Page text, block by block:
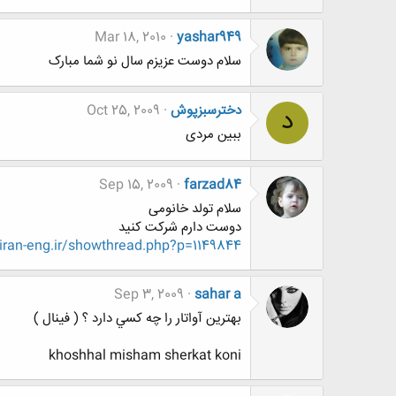
yashar949
Mar 18, 2010
سلام دوست عزیزم سال نو شما مبارک
د دخترسبزپوش Oct 25, 2009
ببین مردی
farzad84
Sep 15, 2009
سلام تولد خانومی
دوست دارم شرکت کنید
eng.ir/showthread.php?p=1149844
sahar a
Sep 3, 2009
بهترين آواتار را چه كسي دارد ؟ ( فينال )
khoshhal misham sherkat koni